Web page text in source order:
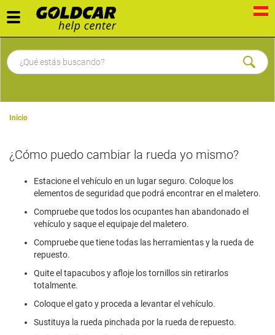
Toggle
navigation
Inicio
¿Cómo puedo cambiar la rueda yo mismo?
Estacione el vehículo en un lugar seguro. Coloque los
elementos de seguridad que podrá encontrar en el maletero.
Compruebe que todos los ocupantes han abandonado el
vehículo y saque el equipaje del maletero.
Compruebe que tiene todas las herramientas y la rueda de
repuesto.
Quite el tapacubos y afloje los tornillos sin retirarlos
totalmente.
Coloque el gato y proceda a levantar el vehículo.
Sustituya la rueda pinchada por la rueda de repuesto.